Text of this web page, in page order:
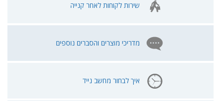
שירות לקוחות לאחר קנייה
מדריכי מוצרים והסברים נוספים
איך לבחור מחשב נייד